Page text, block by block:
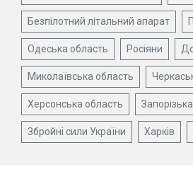
Безпілотний літальний апарат
Одеська область Росіяни
Миколаївська область
Херсонська область
Збройні сили України Харків